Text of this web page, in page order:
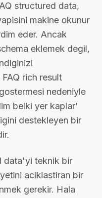
structured data,
makine okunur
eder. Ancak
eklemek degil,
rich result
nedeniyle
belki yer kaplar'
destekleyen bir
data'yi teknik bir
aciklastiran bir
gerekir. Hala